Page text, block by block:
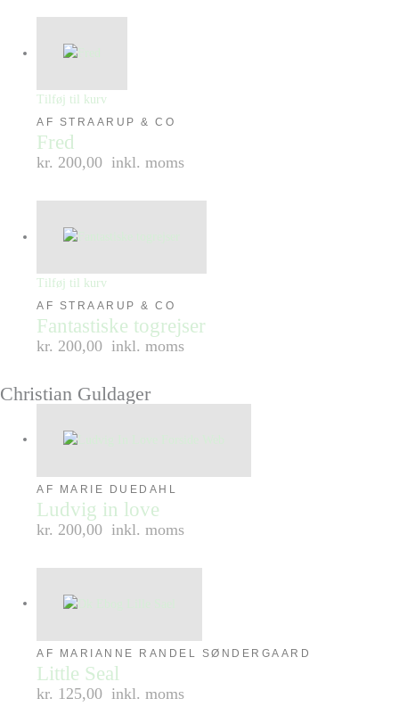
Tilføj til kurv
AF STRAARUP & CO
Fred
kr. 200,00 inkl. moms
Tilføj til kurv
AF STRAARUP & CO
Fantastiske togrejser
kr. 200,00 inkl. moms
Christian Guldager
AF MARIE DUEDAHL
Ludvig in love
kr. 200,00 inkl. moms
AF MARIANNE RANDEL SØNDERGAARD
Little Seal
kr. 125,00 inkl. moms